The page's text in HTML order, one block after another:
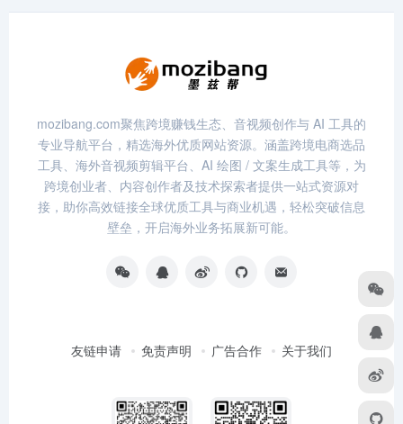
mozibang.com聚焦跨境赚钱生态、音视频创作与 AI 工具的
专业导航平台，精选海外优质网站资源。涵盖跨境电商选品
工具、海外音视频剪辑平台、AI 绘图 / 文案生成工具等，为
跨境创业者、内容创作者及技术探索者提供一站式资源对
接，助你高效链接全球优质工具与商业机遇，轻松突破信息
壁垒，开启海外业务拓展新可能。
友链申请 免责声明 广告合作 关于我们